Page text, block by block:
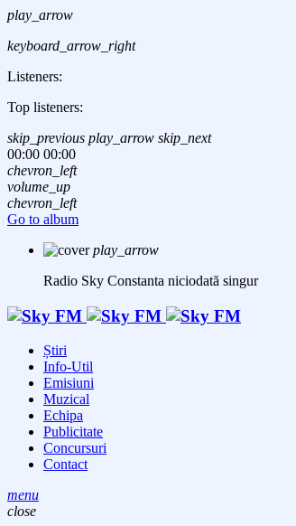
play_arrow
keyboard_arrow_right
Listeners:
Top listeners:
skip_previous play_arrow skip_next
00:00 00:00
chevron_left
volume_up
chevron_left
Go to album
play_arrow
Radio Sky Constanta niciodată singur
Știri
Info-Util
Emisiuni
Muzical
Echipa
Publicitate
Concursuri
Contact
menu
close